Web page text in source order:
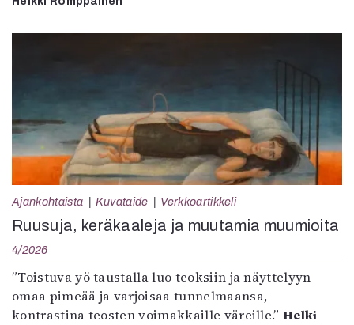
Ajankohtaista Kuvataide Verkkoartikkeli
Ruusuja, keräkaaleja ja muutamia muumioita
4/2026
”Toistuva yö taustalla luo teoksiin ja näyttelyyn
omaa pimeää ja varjoisaa tunnelmaansa,
kontrastina teosten voimakkaille väreille.”Helki